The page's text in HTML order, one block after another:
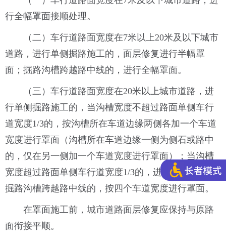
行全幅罩面接顺处理。
（二）车行道路面宽度在7米以上20米及以下城市
道路，进行单侧掘路施工的，面层修复进行半幅罩
面；掘路沟槽跨越路中线的，进行全幅罩面。
（三）车行道路面宽度在20米以上城市道路，进
行单侧掘路施工的，当沟槽宽度不超过路面单侧车行
道宽度1/3的，按沟槽所在车道边缘两侧各加一个车道
宽度进行罩面（沟槽所在车道边缘一侧为侧石或路中
的，仅在另一侧加一个车道宽度进行罩面）；当沟槽
宽度超过路面单侧车行道宽度1/3的，进行半幅罩面；
掘路沟槽跨越路中线的，按四个车道宽度进行罩面。
在罩面施工前，城市道路面层修复应保持与原路
面衔接平顺。